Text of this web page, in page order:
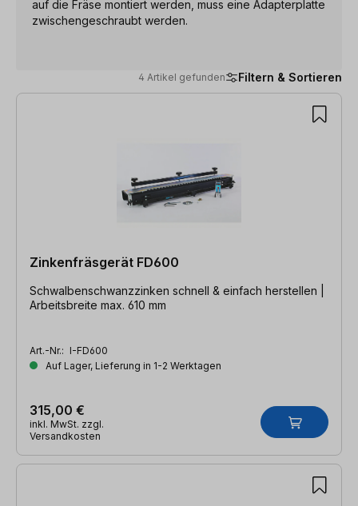
auf die Fräse montiert werden, muss eine Adapterplatte
zwischengeschraubt werden.
4 Artikel gefunden Filtern & Sortieren
4 Artikel gefunden
Zinkenfräsgerät FD600
Schwalbenschwanzzinken schnell & einfach herstellen |
Arbeitsbreite max. 610 mm
Art.-Nr.: I-FD600
Auf Lager, Lieferung in 1-2 Werktagen
315,00 €
inkl. MwSt. zzgl.
Versandkosten